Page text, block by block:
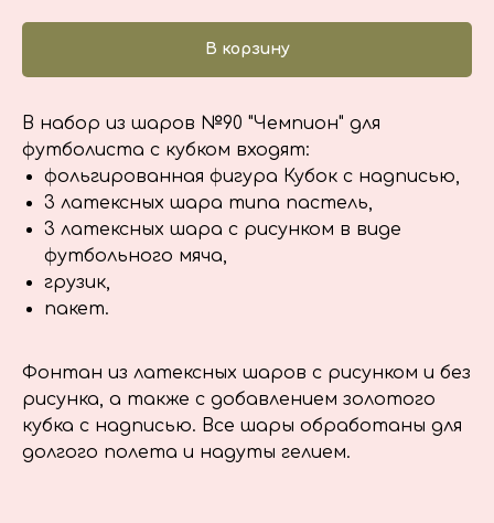
В корзину
В набор из шаров №90 "Чемпион" для
футболиста с кубком входят:
фольгированная фигура Кубок с надписью,
3 латексных шара типа пастель,
3 латексных шара с рисунком в виде
футбольного мяча,
грузик,
пакет.
Фонтан из латексных шаров с рисунком и без
рисунка, а также с добавлением золотого
кубка с надписью. Все шары обработаны для
долгого полета и надуты гелием.